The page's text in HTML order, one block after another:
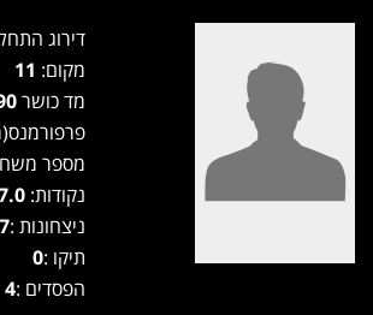
דירוג
מקום:
מד כושר
מספר
נקודות:
ניצחונות :7
תיקו :0
הפסדים :4